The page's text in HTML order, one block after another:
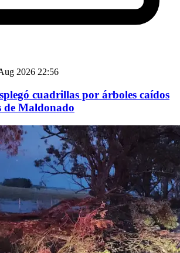
2026 22:56
cuadrillas por árboles caídos
de Maldonado